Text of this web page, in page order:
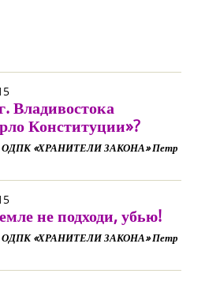
Владивостока
Конституции»?
ОДПК «ХРАНИТЕЛИ ЗАКОНА» Петр
не подходи, убью!
ОДПК «ХРАНИТЕЛИ ЗАКОНА» Петр